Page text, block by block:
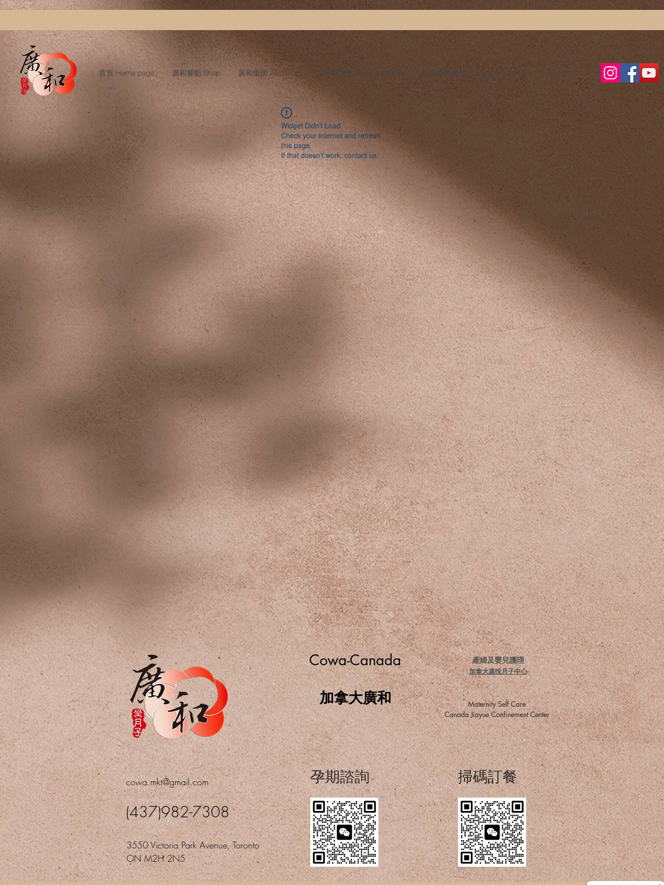
首頁 Home page 廣和餐點 Shop 廣和集团 About us 月子餐試吃 Sampling Meal 媽媽產後護理 Postpartum Service More
Widget Didn’t Load
Check your internet and refresh
this page.
If that doesn’t work, contact us.
Cowa-Canada
加拿大廣和
​產婦及嬰兒護理
加拿大嘉悅月子中心
​Maternity Self Care
​Canada Jiayue Confinement Center
cowa.mkt@gmail.com
(437)982-7308
3550 Victoria Park Avenue, Toronto
ON M2H 2N5
​孕期諮詢 掃碼訂餐